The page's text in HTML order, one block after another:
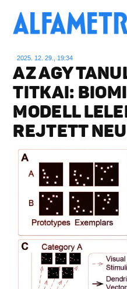
2025. 12. 29., 19:34
AZ AGY
TITKAI:
MODELL
REJTETT